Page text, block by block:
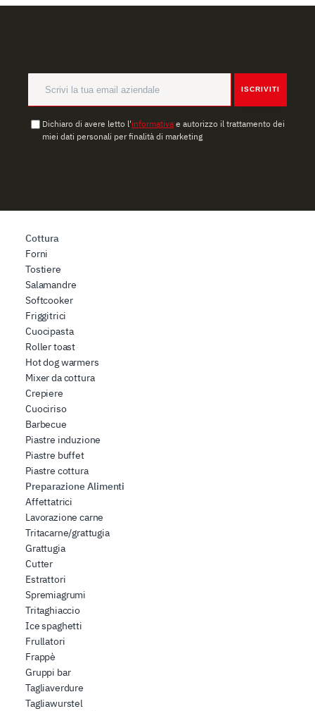
ISCRIVITI
Dichiaro di avere letto l'informativa e autorizzo il trattamento dei
miei dati personali per finalità di marketing
Cottura
Forni
Tostiere
Salamandre
Softcooker
Friggitrici
Cuocipasta
Roller toast
Hot dog warmers
Mixer da cottura
Crepiere
Cuociriso
Barbecue
Piastre induzione
Piastre buffet
Piastre cottura
Preparazione Alimenti
Affettatrici
Lavorazione carne
Tritacarne/grattugia
Grattugia
Cutter
Estrattori
Spremiagrumi
Tritaghiaccio
Ice spaghetti
Frullatori
Frappè
Gruppi bar
Tagliaverdure
Tagliawurstel